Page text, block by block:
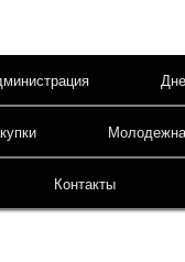
Контакты